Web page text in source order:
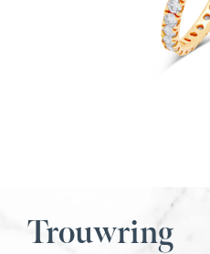
Trouwring